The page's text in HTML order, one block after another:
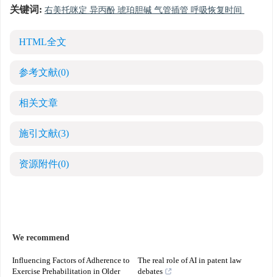
关键词: 右美托咪定 异丙酚 琥珀胆碱 气管插管 呼吸恢复时间
HTML全文
参考文献(0)
相关文章
施引文献(3)
资源附件(0)
We recommend
Influencing Factors of Adherence to
Exercise Prehabilitation in Older
The real role of AI in patent law
debates